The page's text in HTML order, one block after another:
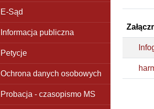
E-Sąd
Informacja publiczna
Petycje
Ochrona danych osobowych
Probacja - czasopismo MS